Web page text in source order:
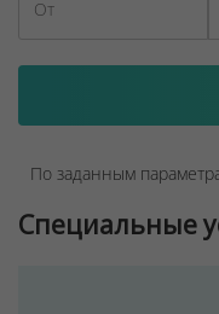
По заданным
Специальные